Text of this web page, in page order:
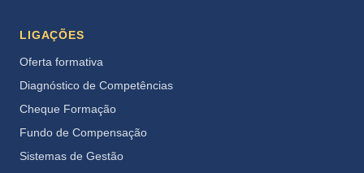
LIGAÇÕES
Oferta formativa
Diagnóstico de Competências
Cheque Formação
Fundo de Compensação
Sistemas de Gestão